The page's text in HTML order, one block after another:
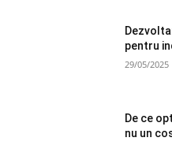
pentru
29/05/2025
De ce
nu un